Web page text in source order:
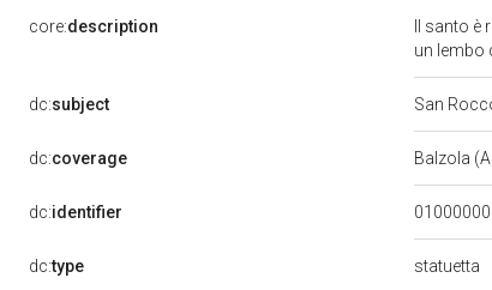
core:description
Il santo
un lembo
dc:subject San
dc:coverage Balzola
dc:identifier
dc:type statuetta